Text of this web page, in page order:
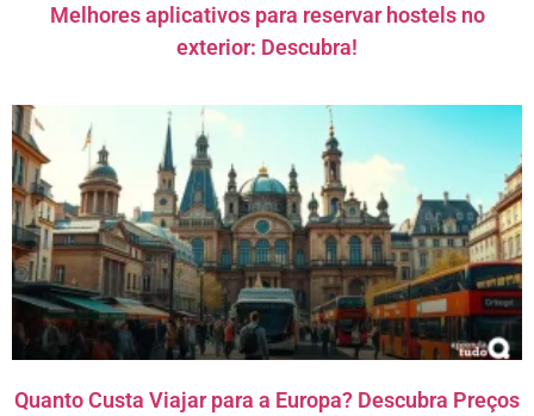
Melhores aplicativos para reservar hostels no
exterior: Descubra!
Quanto Custa Viajar para a Europa? Descubra Preços